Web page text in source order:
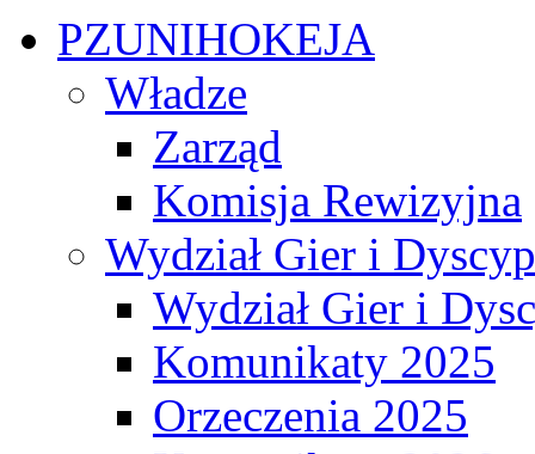
PZUNIHOKEJA
Władze
Zarząd
Komisja Rewizyjna
Wydział Gier i
Wydział Gier i
Komunikaty 2025
Orzeczenia 2025